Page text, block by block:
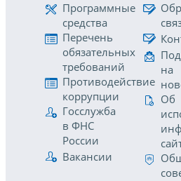
Программные
средства
Перечень
обязательных
требований
Противодействие
коррупции
Госслужба
в ФНС
России
Вакансии
на
Об